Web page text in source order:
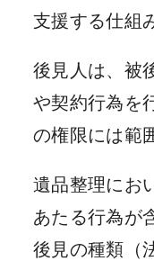
支援する仕組
後見人は、被
や契約行為を
の権限には範
遺品整理にお
あたる行為が
後見の種類（